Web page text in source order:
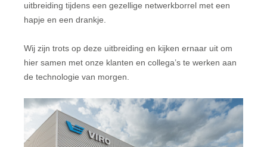
uitbreiding tijdens een gezellige netwerkborrel met een
hapje en een drankje.
Wij zijn trots op deze uitbreiding en kijken ernaar uit om
hier samen met onze klanten en collega’s te werken aan
de technologie van morgen.